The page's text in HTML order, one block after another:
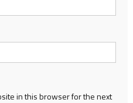
in this browser for the next